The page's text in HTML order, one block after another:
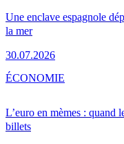
Une enclave espagnole
la mer
30.07.2026
L’euro en mèmes : quand
billets
ÉCONOMIE